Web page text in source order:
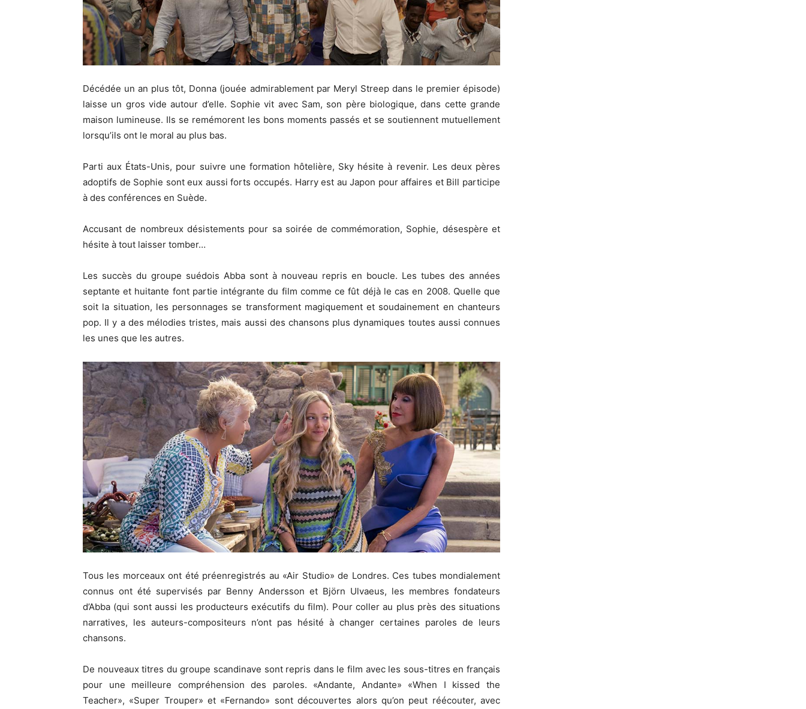
Décédée un an plus tôt, Donna (jouée admirablement par Meryl Streep dans le premier épisode)
laisse un gros vide autour d’elle. Sophie vit avec Sam, son père biologique, dans cette grande
maison lumineuse. Ils se remémorent les bons moments passés et se soutiennent mutuellement
lorsqu’ils ont le moral au plus bas.
Parti aux États-Unis, pour suivre une formation hôtelière, Sky hésite à revenir. Les deux pères
adoptifs de Sophie sont eux aussi forts occupés. Harry est au Japon pour affaires et Bill participe
à des conférences en Suède.
Accusant de nombreux désistements pour sa soirée de commémoration, Sophie, désespère et
hésite à tout laisser tomber…
Les succès du groupe suédois Abba sont à nouveau repris en boucle. Les tubes des années
septante et huitante fontpartie intégrante du film comme cefût déjà le cas en 2008. Quelle que
soit la situation, les personnages se transforment magiquement et soudainement en chanteurs
pop. Il y a des mélodies tristes, mais aussi des chansons plus dynamiques toutes aussi connues
les unes que les autres.
Tous les morceaux ont été préenregistrés au «Air Studio» de Londres. Ces tubes mondialement
connus ont été supervisés par Benny Andersson et Björn Ulvaeus, les membres fondateurs
d’Abba (qui sont aussi les producteurs exécutifs du film). Pour coller au plus près des situations
narratives, les auteurs-compositeurs n’ont pas hésité à changer certaines paroles de leurs
chansons.
De nouveaux titres du groupe scandinave sont repris dans le film avec les sous-titres en français
pour une meilleure compréhension des paroles.
«Andante, Andante» «When I kissed
the
Teacher», «Super Trouper» et «Fernando» sont découvertes alors qu’on peut réécouter, avec